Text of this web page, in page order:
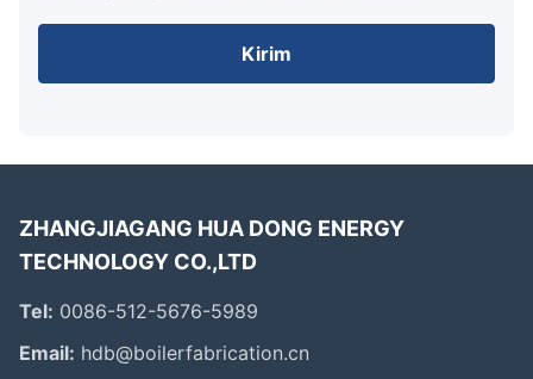
Kirim
ZHANGJIAGANG HUA DONG ENERGY
TECHNOLOGY CO.,LTD
Tel: 0086-512-5676-5989
Email: hdb@boilerfabrication.cn